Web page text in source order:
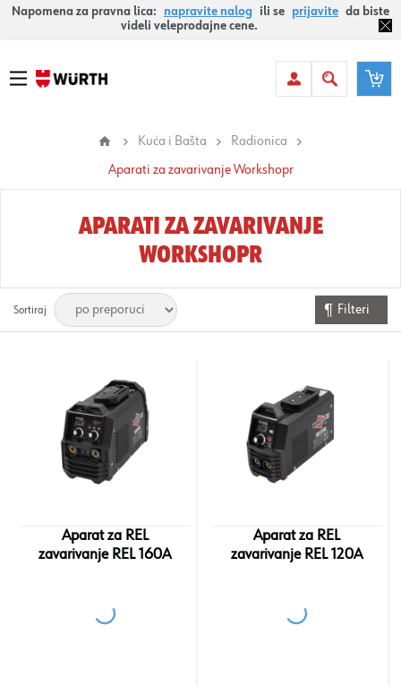
Napomena za pravna lica: napravite nalog ili se prijavite da biste
videli veleprodajne cene.
Kuća i Bašta
Radionica
Aparati za zavarivanje Workshopr
APARATI ZA ZAVARIVANJE
WORKSHOPR
Sortiraj Filteri
Aparat za REL
zavarivanje REL 160A
Aparat za REL
zavarivanje REL 120A